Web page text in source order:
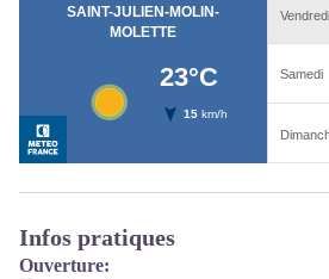
Infos pratiques
Ouverture: